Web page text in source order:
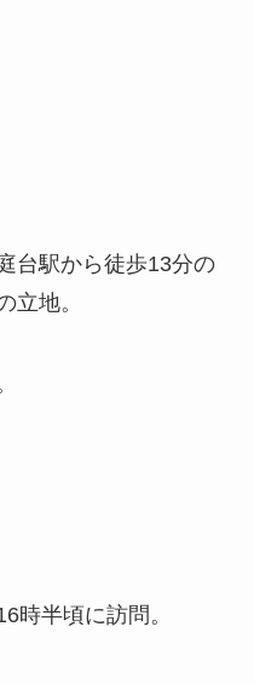
台駅から徒歩13分の
立地。
時半頃に訪問。